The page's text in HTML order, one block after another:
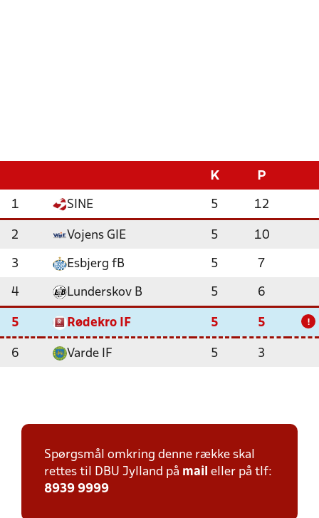
K P
1 SINE 5 12
2 Vojens GIE 5 10
3 Esbjerg fB 5 7
4 Lunderskov B 5 6
5 Rødekro IF 5 5 !
6 Varde IF 5 3
Spørgsmål omkring denne række skal
rettes til DBU Jylland på mail eller på tlf:
8939 9999